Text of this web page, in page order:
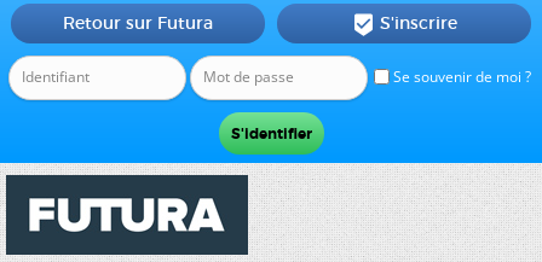
Se souvenir de moi ?
Retour sur Futura  S'inscrire